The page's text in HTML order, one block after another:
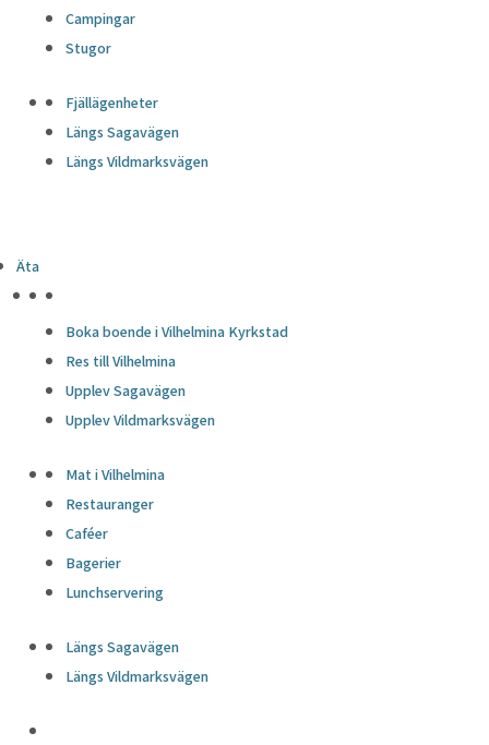
Campingar
Stugor
Fjällägenheter
Längs Sagavägen
Längs Vildmarksvägen
Äta
Boka boende i Vilhelmina Kyrkstad
Res till Vilhelmina
Upplev Sagavägen
Upplev Vildmarksvägen
Mat i Vilhelmina
Restauranger
Caféer
Bagerier
Lunchservering
Längs Sagavägen
Längs Vildmarksvägen